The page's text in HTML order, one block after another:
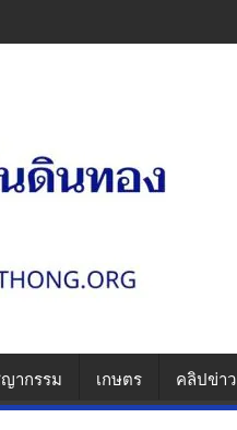
งชนเสาไฟ รวบคาเพชรเกษม
ากรรม เกษตร คลิปข่าว